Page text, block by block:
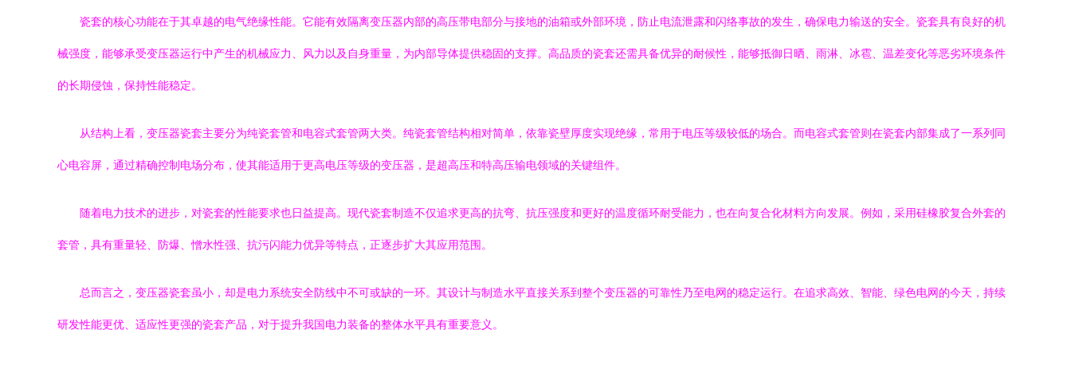
瓷套的核心功能在于其卓越的电气绝缘性能。它能有效隔离变压器内部的高压带电部分与接地的油箱或外部环境，防止电流泄露和闪络事故的发生，确保电力输送的安全。瓷套具有良好的机
械强度，能够承受变压器运行中产生的机械应力、风力以及自身重量，为内部导体提供稳固的支撑。高品质的瓷套还需具备优异的耐候性，能够抵御日晒、雨淋、冰雹、温差变化等恶劣环境条件
的长期侵蚀，保持性能稳定。
从结构上看，变压器瓷套主要分为纯瓷套管和电容式套管两大类。纯瓷套管结构相对简单，依靠瓷壁厚度实现绝缘，常用于电压等级较低的场合。而电容式套管则在瓷套内部集成了一系列同
心电容屏，通过精确控制电场分布，使其能适用于更高电压等级的变压器，是超高压和特高压输电领域的关键组件。
随着电力技术的进步，对瓷套的性能要求也日益提高。现代瓷套制造不仅追求更高的抗弯、抗压强度和更好的温度循环耐受能力，也在向复合化材料方向发展。例如，采用硅橡胶复合外套的
套管，具有重量轻、防爆、憎水性强、抗污闪能力优异等特点，正逐步扩大其应用范围。
总而言之，变压器瓷套虽小，却是电力系统安全防线中不可或缺的一环。其设计与制造水平直接关系到整个变压器的可靠性乃至电网的稳定运行。在追求高效、智能、绿色电网的今天，持续
研发性能更优、适应性更强的瓷套产品，对于提升我国电力装备的整体水平具有重要意义。